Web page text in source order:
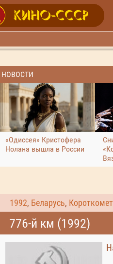
НОВОСТИ
«Одиссея» Кристофера
Нолана вышла в России
1992, Беларусь,
776-й км (1992)